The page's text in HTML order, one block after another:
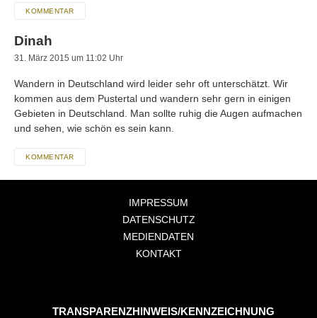
KOMMENTAR
Dinah
31. März 2015 um 11:02 Uhr
Wandern in Deutschland wird leider sehr oft unterschätzt. Wir
kommen aus dem Pustertal und wandern sehr gern in einigen
Gebieten in Deutschland. Man sollte ruhig die Augen aufmachen
und sehen, wie schön es sein kann.
KOMMENTAR
IMPRESSUM
DATENSCHUTZ
MEDIENDATEN
KONTAKT
TRANSPARENZHINWEIS/KENNZEICHNUNG